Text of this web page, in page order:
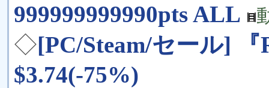
999999999990pts ALL
◇[PC/Steam/セール]
$3.74(-75%)